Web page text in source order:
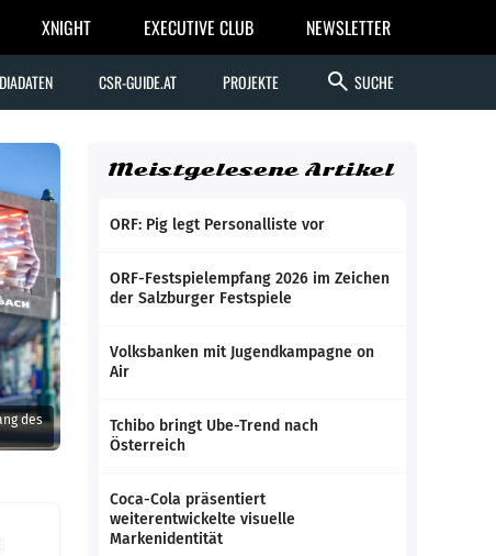
XNIGHT EXECUTIVE CLUB NEWSLETTER
CSR-GUIDE.AT PROJEKTE search SUCHE
des
Meistgelesene Artikel
ORF: Pig legt Personalliste vor
ORF-Festspielempfang 2026 im Zeichen
der Salzburger Festspiele
Volksbanken mit Jugendkampagne on
Air
Tchibo bringt Ube-Trend nach
Österreich
Coca-Cola präsentiert
weiterentwickelte visuelle
Markenidentität